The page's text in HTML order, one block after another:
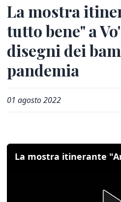
La mostra
tutto bene" a
disegni dei
pandemia
01 agosto 2022